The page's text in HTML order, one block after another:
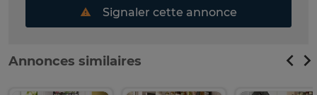
Signaler cette annonce
Annonces similaires